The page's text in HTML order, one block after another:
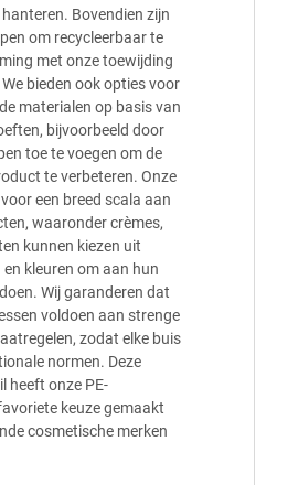
Bovendien zijn
om recycleerbaar te
met onze toewijding
bieden ook opties voor
materialen op basis van
bijvoorbeeld door
toe te voegen om de
te verbeteren. Onze
een breed scala aan
waaronder crèmes,
kunnen kiezen uit
kleuren om aan hun
Wij garanderen dat
voldoen aan strenge
zodat elke buis
normen. Deze
heeft onze PE-
keuze gemaakt
cosmetische merken